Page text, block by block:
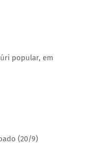
popular, em
(20/9)